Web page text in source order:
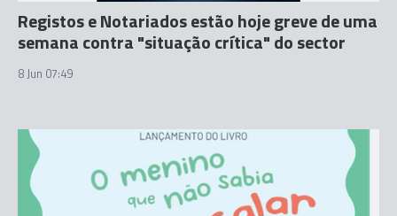
Registos e Notariados estão hoje greve de uma
semana contra "situação crítica" do sector
8 Jun 07:49